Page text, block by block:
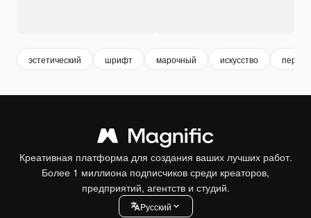
эстетический шрифт марочный искусство
Креативная платформа для создания ваших лучших работ.
Более 1 миллиона подписчиков среди креаторов,
предприятий, агентств и студий.
Pусский